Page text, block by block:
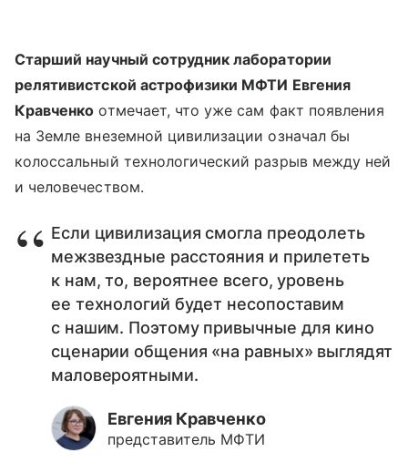
Старший научный сотрудник лаборатории
релятивистской астрофизики МФТИ Евгения
Кравченко отмечает, что уже сам факт появления
на Земле внеземной цивилизации означал бы
колоссальный технологический разрыв между ней
и человечеством.
Если цивилизация смогла преодолеть
межзвездные расстояния и прилететь
к нам, то, вероятнее всего, уровень
ее технологий будет несопоставим
с нашим. Поэтому привычные для кино
сценарии общения «на равных» выглядят
маловероятными.
Евгения Кравченко
представитель МФТИ